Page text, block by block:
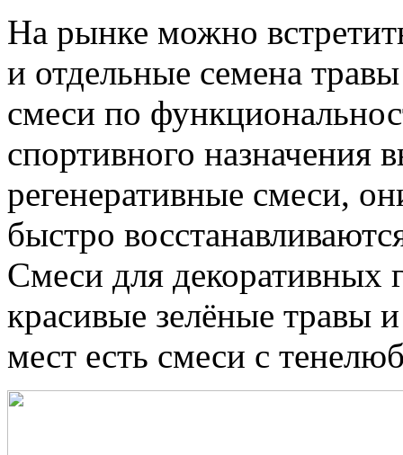
На рынке можно
и отдельные семена
смеси по
спортивного назначения
регенеративные смеси,
быстро
Смеси для декоративных
красивые зелёные травы
мест есть смеси с